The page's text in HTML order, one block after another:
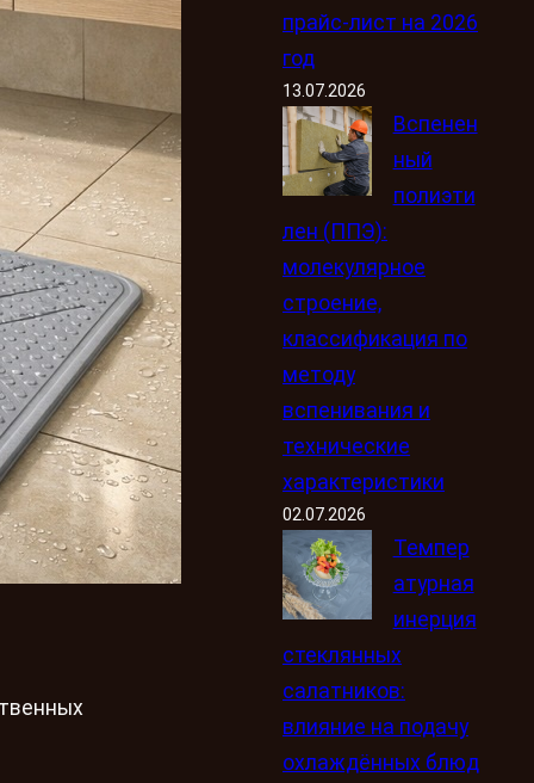
прайс-лист на 2026
год
13.07.2026
Вспенен
ный
полиэти
лен (ППЭ):
молекулярное
строение,
классификация по
методу
вспенивания и
технические
характеристики
02.07.2026
Темпер
атурная
инерция
стеклянных
салатников:
влияние на подачу
охлаждённых блюд